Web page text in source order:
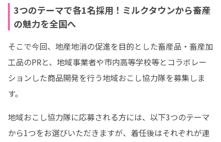
3つのテーマで各1名採用！ミルクタウンから畜産
の魅力を全国へ
そこで今回、地産地消の促進を目的とした畜産品・畜産加
工品のPRと、地域事業者や市内高等学校等とコラボレー
ションした商品開発を行う地域おこし協力隊を募集しま
す。
地域おこし協力隊に応募される方には、以下3つのテーマ
から1つをお選びいただきますが、着任後はそれぞれが連